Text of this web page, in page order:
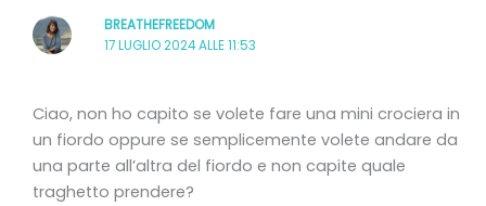
BREATHEFREEDOM
17 LUGLIO 2024 ALLE 11:53
Ciao, non ho capito se volete fare una mini crociera in
un fiordo oppure se semplicemente volete andare da
una parte all’altra del fiordo e non capite quale
traghetto prendere?